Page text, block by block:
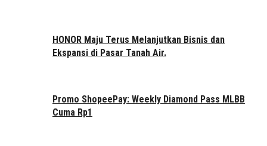
HONOR Maju Terus Melanjutkan Bisnis dan
Ekspansi di Pasar Tanah Air.
Promo ShopeePay: Weekly Diamond Pass MLBB
Cuma Rp1